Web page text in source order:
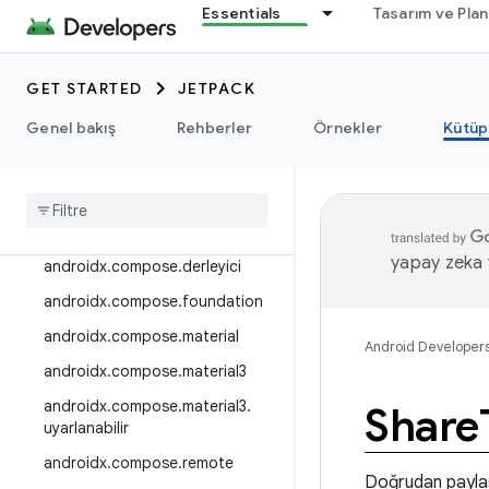
Essentials Tasarım ve
GET STARTED
JETPACK
Genel bakış
Rehberler Örnekler
androidx.camera.viewfinder
androidx.car
androidx.car.app
androidx.cardview
androidx.compose.derleyici
androidx.compose.foundation
androidx.compose.material
androidx.compose.material3
androidx.compose.material3.
uyarlanabilir
androidx.compose.remote
yapay zeka
Android
Share
Doğrudan